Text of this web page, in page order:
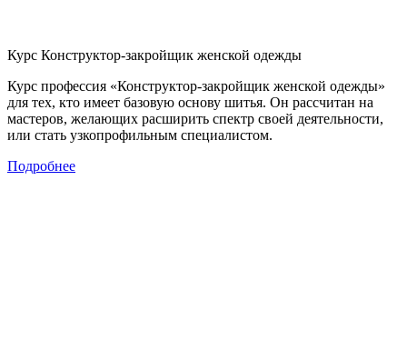
Курс Конструктор-закройщик женской одежды
Курс профессия «Конструктор-закройщик женской одежды»
для тех, кто имеет базовую основу шитья. Он рассчитан на
мастеров, желающих расширить спектр своей деятельности,
или стать узкопрофильным специалистом.
Подробнее